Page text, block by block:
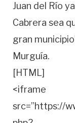
Juan del Río
Cabrera sea
gran
Murguía.
[HTML]
<iframe
src=”https://